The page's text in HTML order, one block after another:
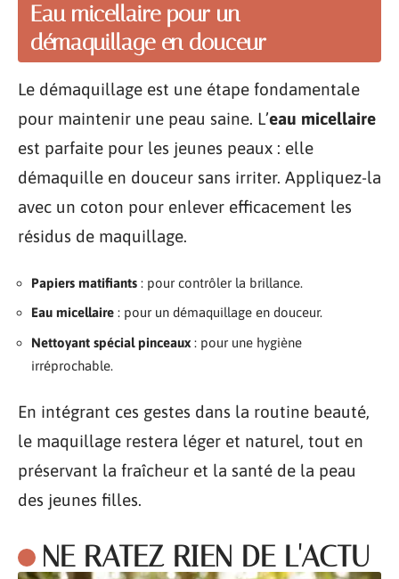
Eau micellaire pour un
démaquillage en douceur
Le démaquillage est une étape fondamentale
pour maintenir une peau saine. L’eau micellaire
est parfaite pour les jeunes peaux : elle
démaquille en douceur sans irriter. Appliquez-la
avec un coton pour enlever efficacement les
résidus de maquillage.
Papiers matifiants : pour contrôler la brillance.
Eau micellaire : pour un démaquillage en douceur.
Nettoyant spécial pinceaux : pour une hygiène
irréprochable.
En intégrant ces gestes dans la routine beauté,
le maquillage restera léger et naturel, tout en
préservant la fraîcheur et la santé de la peau
des jeunes filles.
NE RATEZ RIEN DE L'ACTU